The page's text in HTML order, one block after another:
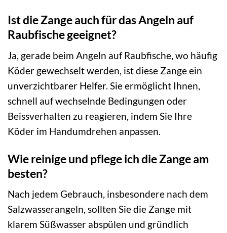
Ist die Zange auch für das Angeln auf
Raubfische geeignet?
Ja, gerade beim Angeln auf Raubfische, wo häufig
Köder gewechselt werden, ist diese Zange ein
unverzichtbarer Helfer. Sie ermöglicht Ihnen,
schnell auf wechselnde Bedingungen oder
Beissverhalten zu reagieren, indem Sie Ihre
Köder im Handumdrehen anpassen.
Wie reinige und pflege ich die Zange am
besten?
Nach jedem Gebrauch, insbesondere nach dem
Salzwasserangeln, sollten Sie die Zange mit
klarem Süßwasser abspülen und gründlich